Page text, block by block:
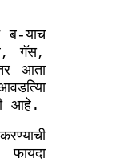
ब-याच
,गॅस,
आता
आहे .
करण्याची
फायदा